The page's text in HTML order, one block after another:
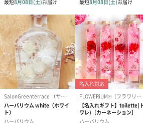
あり（280円）
メッセージカード（通常・写真・グ
誕生日や結婚祝い・出産祝いなど、様々
ードを同梱します。